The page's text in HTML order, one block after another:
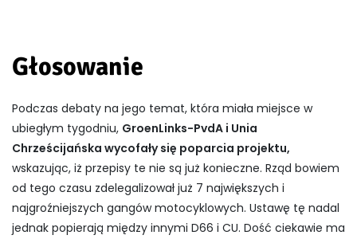
Głosowanie
Podczas debaty na jego temat, która miała miejsce w
ubiegłym tygodniu, GroenLinks-PvdA i Unia
Chrześcijańska wycofały się poparcia projektu,
wskazując, iż przepisy te nie są już konieczne. Rząd bowiem
od tego czasu zdelegalizował już 7 największych i
najgroźniejszych gangów motocyklowych. Ustawę tę nadal
jednak popierają między innymi D66 i CU. Dość ciekawie ma